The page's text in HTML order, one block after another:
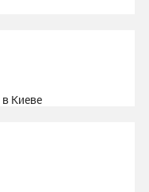
в Киеве